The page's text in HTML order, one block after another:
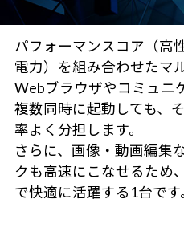
パフォーマンスコア（高
電力）を組み合わせたマ
Webブラウザやコミュニ
複数同時に起動しても、
率よく分担します。
さらに、画像・動画編集
クも高速にこなせるため
で快適に活躍する1台です